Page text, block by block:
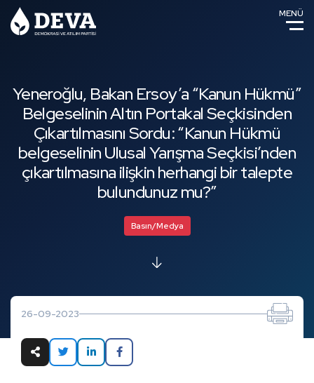
MENÜ
Yeneroğlu, Bakan Ersoy’a “Kanun Hükmü”
Belgeselinin Altın Portakal Seçkisinden
Çıkartılmasını Sordu: “Kanun Hükmü
belgeselinin Ulusal Yarışma Seçkisi’nden
çıkartılmasına ilişkin herhangi bir talepte
bulundunuz mu?”
Basın/Medya
26-09-2023